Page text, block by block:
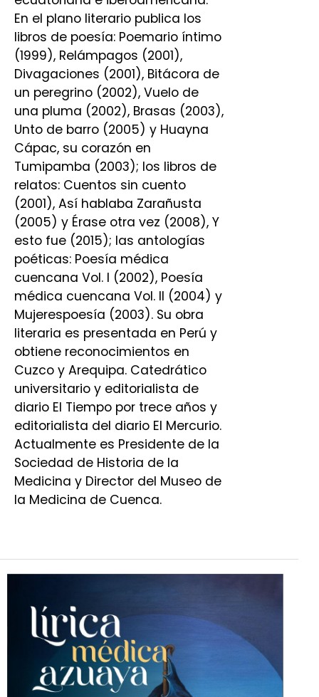
En el plano literario publica los
libros de poesía: Poemario íntimo
(1999), Relámpagos (2001),
Divagaciones (2001), Bitácora de
un peregrino (2002), Vuelo de
una pluma (2002), Brasas (2003),
Unto de barro (2005) y Huayna
Cápac, su corazón en
Tumipamba (2003); los libros de
relatos: Cuentos sin cuento
(2001), Así hablaba Zarañusta
(2005) y Érase otra vez (2008), Y
esto fue (2015); las antologías
poéticas: Poesía médica
cuencana Vol. I (2002), Poesía
médica cuencana Vol. II (2004) y
Mujerespoesía (2003). Su obra
literaria es presentada en Perú y
obtiene reconocimientos en
Cuzco y Arequipa. Catedrático
universitario y editorialista de
diario El Tiempo por trece años y
editorialista del diario El Mercurio.
Actualmente es Presidente de la
Sociedad de Historia de la
Medicina y Director del Museo de
la Medicina de Cuenca.